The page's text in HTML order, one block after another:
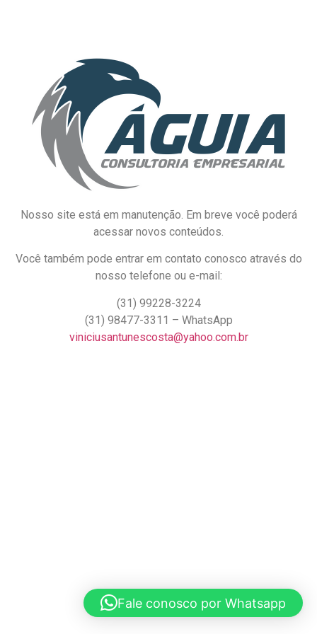
Nosso site está em manutenção. Em breve você poderá
acessar novos conteúdos.
Você também pode entrar em contato conosco através do
nosso telefone ou e-mail:
(31) 99228-3224
(31) 98477-3311 – WhatsApp
viniciusantunescosta@yahoo.com.br
Fale conosco por Whatsapp